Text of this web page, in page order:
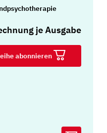
je Ausgabe
abonnieren